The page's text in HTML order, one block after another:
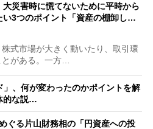
大災害時に慌てないために平時から
い3つのポイント「資産の棚卸し…
式市場が大きく動いたり、取引環
がある。一方…
、何が変わったのかポイントを解
的な説…
ぐる片山財務相の「円資産への投